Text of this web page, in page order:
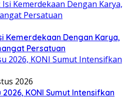
Kemerdekaan Dengan Karya,
Persatuan
2026
KONI Sumut Intensifkan